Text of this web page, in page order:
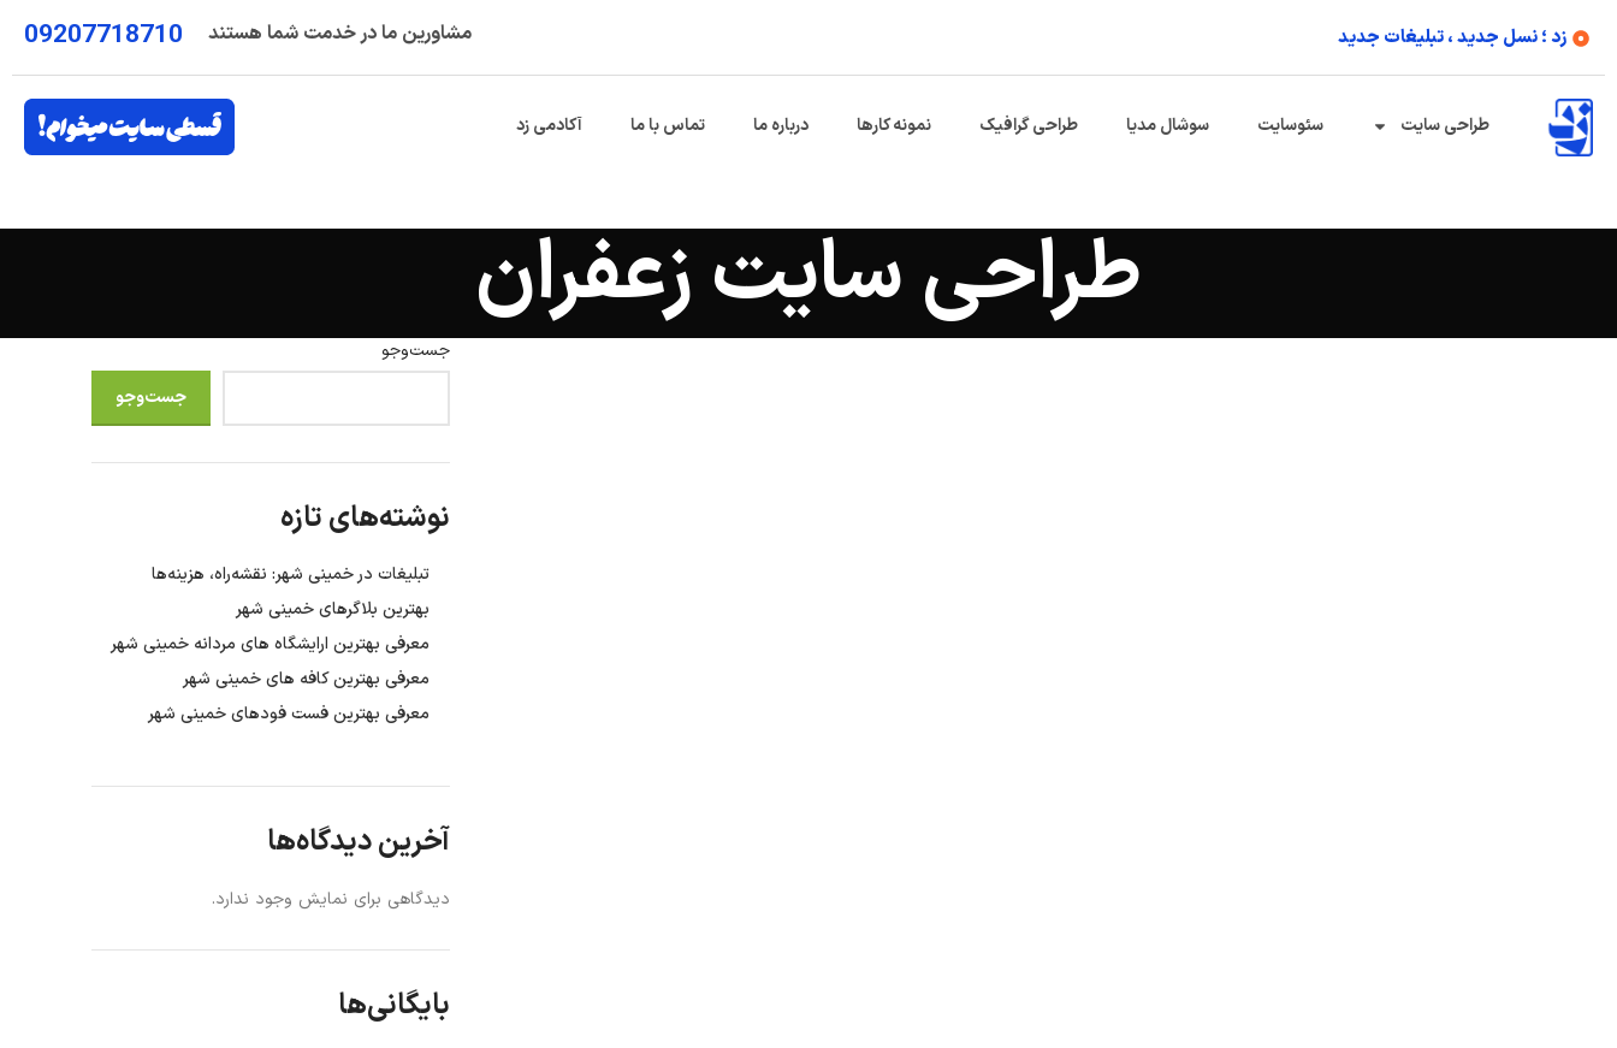
زد ؛ نسل جدید ، تبلیغات جدید مشاورین ما در خدمت شما هستند 09207718710
طراحی سایت سئوسایت سوشال مدیا طراحی گرافیک نمونه کارها درباره ما تماس با ما آکادمی زد
طراحی سایت زعفران
جست‌وجو
جست‌وجو
نوشته‌های تازه
تبلیغات در خمینی شهر: نقشه‌راه، هزینه‌ها
بهترین بلاگرهای خمینی شهر
معرفی بهترین ارایشگاه های مردانه خمینی شهر
معرفی بهترین کافه های خمینی شهر
معرفی بهترین فست فودهای خمینی شهر
آخرین دیدگاه‌ها
دیدگاهی برای نمایش وجود ندارد.
بایگانی‌ها